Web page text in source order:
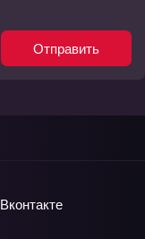
Отправить
Вконтакте